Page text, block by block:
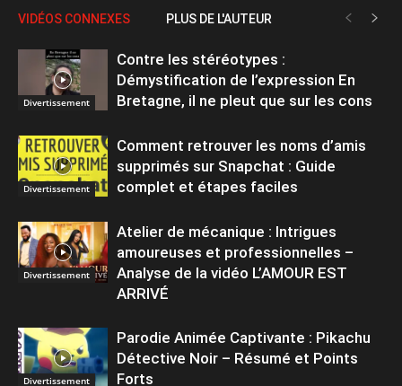
VIDÉOS CONNEXES PLUS DE L'AUTEUR
Divertissement
Contre les stéréotypes :
Démystification de l’expression En
Bretagne, il ne pleut que sur les cons
Divertissement
Comment retrouver les noms d’amis
supprimés sur Snapchat : Guide
complet et étapes faciles
Divertissement
Atelier de mécanique : Intrigues
amoureuses et professionnelles –
Analyse de la vidéo L’AMOUR EST
ARRIVÉ
Divertissement
Parodie Animée Captivante : Pikachu
Détective Noir – Résumé et Points
Forts